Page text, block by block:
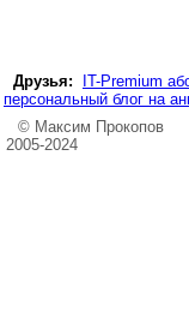
Друзья:
IT-Premium
персональный блог на
© Максим Прокопов
2005-2024